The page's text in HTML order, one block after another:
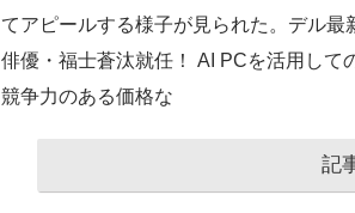
てアピールする様子が見られた。デル
俳優・福士蒼汰就任！ AI PCを活用して
競争力のある価格な
記